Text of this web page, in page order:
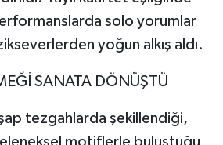
solo yorumlar
yoğun alkış aldı.
SANATA DÖNÜŞTÜ
tezgahlarda şekillendiği,